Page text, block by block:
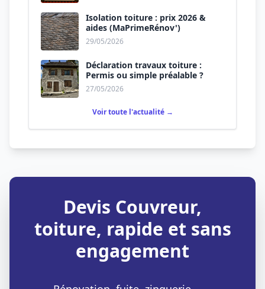
Isolation toiture : prix 2026 &
aides (MaPrimeRénov')
29/05/2026
Déclaration travaux toiture :
Permis ou simple préalable ?
27/05/2026
Voir toute l'actualité →
Devis Couvreur,
toiture, rapide et sans
engagement